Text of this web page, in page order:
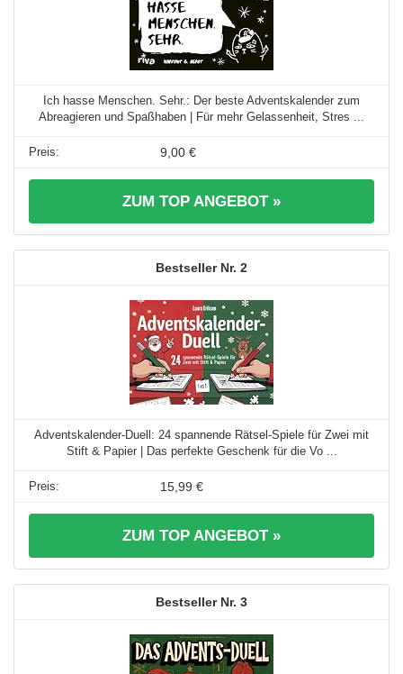
Ich hasse Menschen. Sehr.: Der beste Adventskalender zum
Abreagieren und Spaßhaben | Für mehr Gelassenheit, Stres ...
9,00 €
ZUM TOP ANGEBOT »
2
Adventskalender-Duell: 24 spannende Rätsel-Spiele für Zwei mit
Stift & Papier | Das perfekte Geschenk für die Vo ...
15,99 €
ZUM TOP ANGEBOT »
3